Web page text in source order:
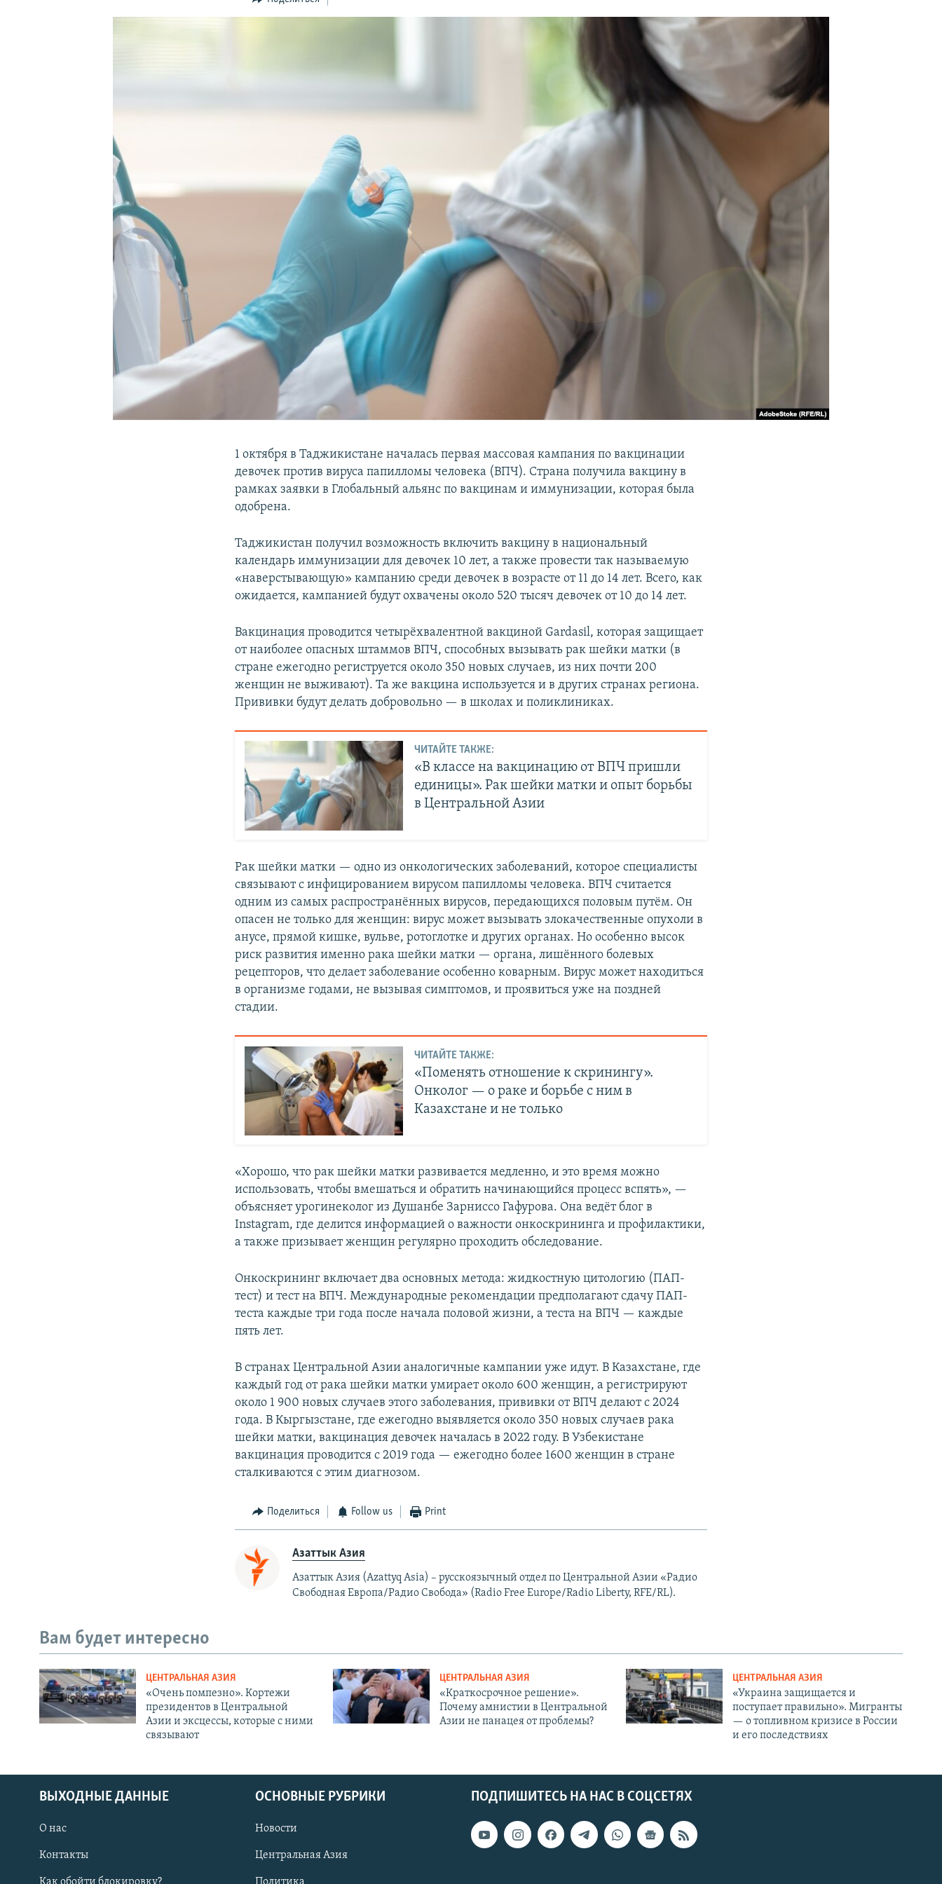
1 октября в Таджикистане началась первая массовая кампания по вакцинации
девочек против вируса папилломы человека (ВПЧ). Страна получила вакцину в
рамках заявки в Глобальный альянс по вакцинам и иммунизации, которая была
одобрена.
Таджикистан получил возможность включить вакцину в национальный
календарь иммунизации для девочек 10 лет, а также провести так называемую
«наверстывающую» кампанию среди девочек в возрасте от 11 до 14 лет. Всего, как
ожидается, кампанией будут охвачены около 520 тысяч девочек от 10 до 14 лет.
Вакцинация проводится четырёхвалентной вакциной Gardasil, которая защищает
от наиболее опасных штаммов ВПЧ, способных вызывать рак шейки матки (в
стране ежегодно региструется около 350 новых случаев, из них почти 200
женщин не выживают). Та же вакцина используется и в других странах региона.
Прививки будут делать добровольно — в школах и поликлиниках.
ЧИТАЙТЕ ТАКЖЕ:
«В классе на вакцинацию от ВПЧ пришли
единицы». Рак шейки матки и опыт борьбы
в Центральной Азии
Рак шейки матки — одно из онкологических заболеваний, которое специалисты
связывают с инфицированием вирусом папилломы человека. ВПЧ считается
одним из самых распространённых вирусов, передающихся половым путём. Он
опасен не только для женщин: вирус может вызывать злокачественные опухоли в
анусе, прямой кишке, вульве, ротоглотке и других органах. Но особенно высок
риск развития именно рака шейки матки — органа, лишённого болевых
рецепторов, что делает заболевание особенно коварным. Вирус может находиться
в организме годами, не вызывая симптомов, и проявиться уже на поздней
стадии.
ЧИТАЙТЕ ТАКЖЕ:
«Поменять отношение к скринингу».
Онколог — о раке и борьбе с ним в
Казахстане и не только
«Хорошо, что рак шейки матки развивается медленно, и это время можно
использовать, чтобы вмешаться и обратить начинающийся процесс вспять», —
объясняет урогинеколог из Душанбе Зарниссо Гафурова. Она ведёт блог в
Instagram, где делится информацией о важности онкоскрининга и профилактики,
а также призывает женщин регулярно проходить обследование.
Онкоскрининг включает два основных метода: жидкостную цитологию (ПАП-
тест) и тест на ВПЧ. Международные рекомендации предполагают сдачу ПАП-
теста каждые три года после начала половой жизни, а теста на ВПЧ — каждые
пять лет.
В странах Центральной Азии аналогичные кампании уже идут. В Казахстане, где
каждый год от рака шейки матки умирает около 600 женщин, а регистрируют
около 1 900 новых случаев этого заболевания, прививки от ВПЧ делают с 2024
года. В Кыргызстане, где ежегодно выявляется около 350 новых случаев рака
шейки матки, вакцинация девочек началась в 2022 году. В Узбекистане
вакцинация проводится с 2019 года — ежегодно более 1600 женщин в стране
сталкиваются с этим диагнозом.
Поделиться Follow us Print
Азаттык Азия
Азаттык Азия (Azattyq Asia) – русскоязычный отдел по Центральной Азии «Радио
Свободная Европа/Радио Свобода» (Radio Free Europe/Radio Liberty, RFE/RL).
Вам будет интересно
ЦЕНТРАЛЬНАЯ АЗИЯ
«Очень помпезно». Кортежи
президентов в Центральной
Азии и эксцессы, которые с ними
связывают
ЦЕНТРАЛЬНАЯ АЗИЯ
«Краткосрочное решение».
Почему амнистии в Центральной
Азии не панацея от проблемы?
ЦЕНТРАЛЬНАЯ АЗИЯ
«Украина защищается и
поступает правильно». Мигранты
— о топливном кризисе в России
и его последствиях
ПОДПИШИТЕСЬ НА НАС В СОЦСЕТЯХ
ВЫХОДНЫЕ ДАННЫЕ
О нас
Контакты
ОСНОВНЫЕ РУБРИКИ
Новости
Центральная Азия